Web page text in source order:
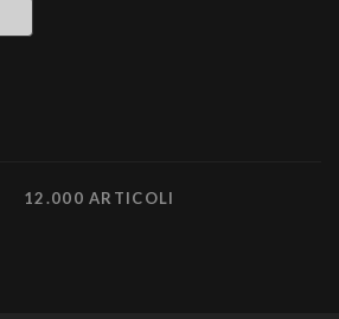
12.000 ARTICOLI